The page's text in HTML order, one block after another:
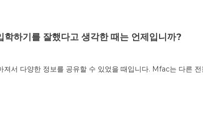
하기를 잘했다고 생각한 때는 언제입니까?
져서 다양한 정보를 공유할 수 있었을 때입니다. Mfac는 다른